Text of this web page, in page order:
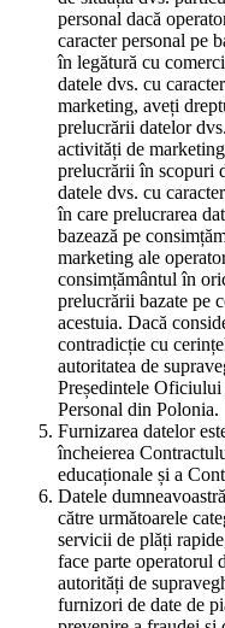
personal dacă
caracter personal pe
în legătură cu
datele dvs. cu
marketing, aveți
prelucrării datelor
activități de
prelucrării în scopuri
datele dvs. cu
în care prelucrarea
bazează pe
marketing ale
consimțământul în
prelucrării bazate pe
acestuia. Dacă
contradicție cu
autoritatea de
Președintele
Personal din Polonia.
Furnizarea datelor
încheierea
educaționale și a
Datele
către următoarele
servicii de plăți
face parte operatorul
autorități de
furnizori de date de